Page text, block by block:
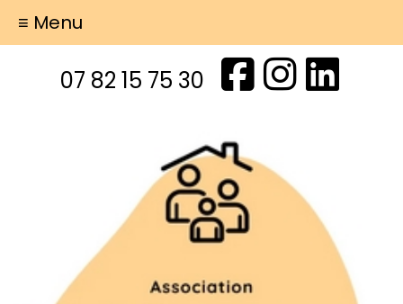
07 82 15 75 30
≡ Menu